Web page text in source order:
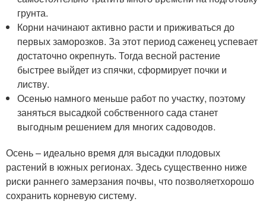
грунта.
Корни начинают активно расти и приживаться до
первых заморозков. За этот период саженец успевает
достаточно окрепнуть. Тогда весной растение
быстрее выйдет из спячки, сформирует почки и
листву.
Осенью намного меньше работ по участку, поэтому
заняться высадкой собственного сада станет
выгодным решением для многих садоводов.
Осень – идеально время для высадки плодовых
растений в южных регионах. Здесь существенно ниже
риски раннего замерзания почвы, что позволяетхорошо
сохранить корневую систему.